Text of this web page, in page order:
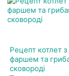
Рецепт котлет з
фаршем та
сковороді